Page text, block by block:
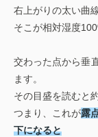
右上がりの太い曲
そこが相対湿度
交わった点から垂
ます。
その目盛を読むと
つまり、これが露
下になると